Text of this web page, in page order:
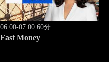
06:00-07:00 60分
Fast Money